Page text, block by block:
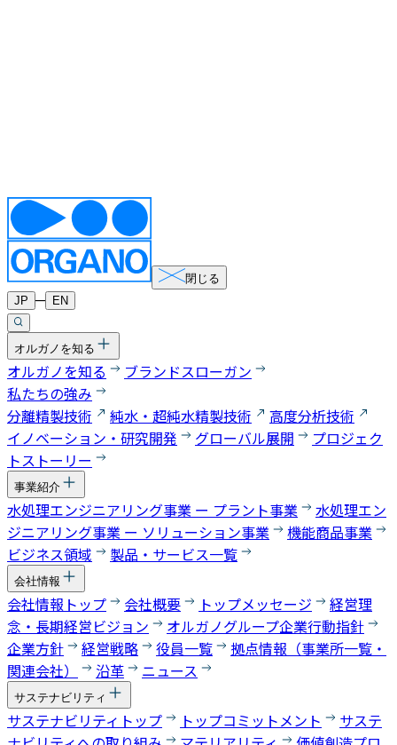
閉じる
JP ─ EN
オルガノを知る
オルガノを知る
ブランドスローガン
私たちの強み
分離精製技術
純水・超純水精製技術
高度分析技術
イノベーション・研究開発
グローバル展開
プロジェク
トストーリー
事業紹介
水処理エンジニアリング事業 ー プラント事業
水処理エン
ジニアリング事業 ー ソリューション事業
機能商品事業
ビジネス領域
製品・サービス一覧
会社情報
会社情報トップ 会社概要 トップメッセージ
経営理
念・長期経営ビジョン
オルガノグループ企業行動指針
企業方針
経営戦略 役員一覧
拠点情報（事業所一覧・
関連会社）
沿革 ニュース
サステナビリティ
サステナビリティトップ トップコミットメント
サステ